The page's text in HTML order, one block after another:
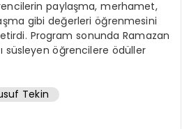
paylaşma, merhamet,
gibi değerleri öğrenmesini
Program sonunda Ramazan
süsleyen öğrencilere ödüller
Tekin